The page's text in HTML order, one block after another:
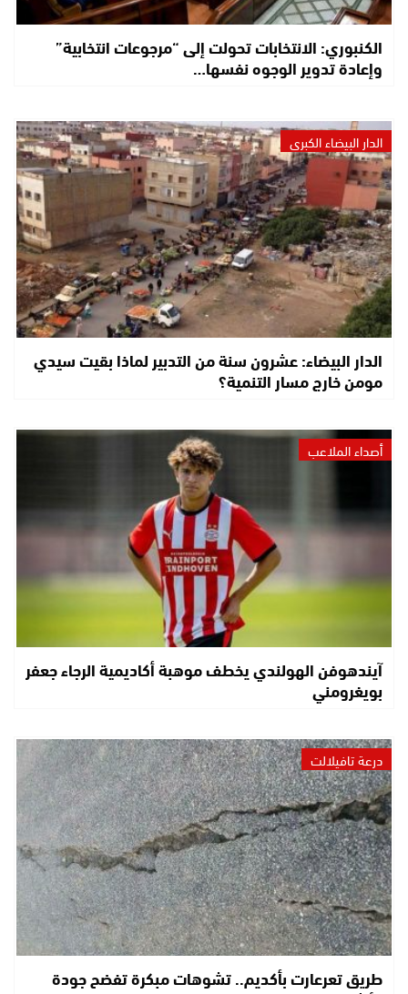
الكنبوري: الانتخابات تحولت إلى “مرجوعات انتخابية”
وإعادة تدوير الوجوه نفسها…
الدار البيضاء الكبرى
الدار البيضاء: عشرون سنة من التدبير لماذا بقيت سيدي
مومن خارج مسار التنمية؟
أصداء الملاعب
آيندهوفن الهولندي يخطف موهبة أكاديمية الرجاء جعفر
بويغرومني
درعة تافيلالت
طريق تعرعارت بأكديم.. تشوهات مبكرة تفضح جودة